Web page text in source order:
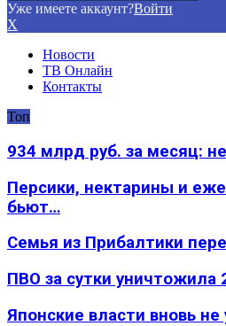
Уже имеете аккаунт?Войти
X
Новости
ТВ Онлайн
Контакты
Топ
934 млрд руб. за месяц:
Персики, нектарины и
бьют…
Семья из Прибалтики
ПВО за сутки уничтожила
Японские власти вновь